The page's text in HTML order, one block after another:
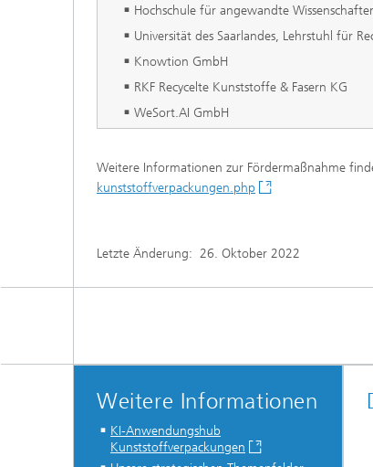
Hochschule für angewandte
Universität des Saarlandes, Lehrstuhl für
Knowtion GmbH
RKF Recycelte Kunststoffe & Fasern KG
WeSort.AI GmbH
Weitere Informationen zur Fördermaßnahme
kunststoffverpackungen.php
Letzte Änderung: 26. Oktober 2022
Weitere Informationen
KI-Anwendungshub
Kunststoffverpackungen